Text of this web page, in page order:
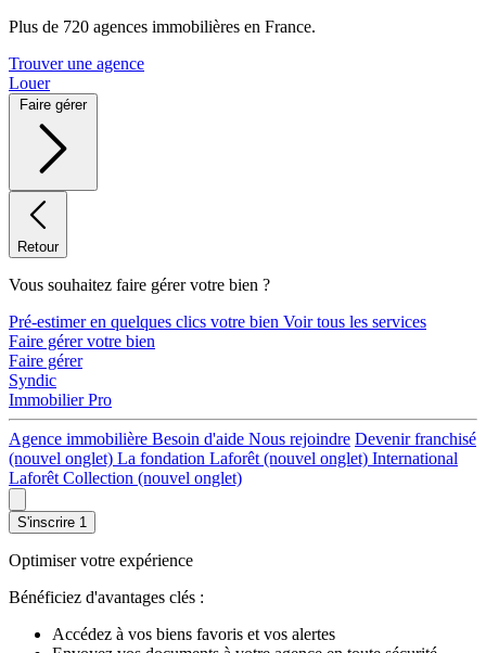
Plus de 720 agences immobilières en France.
Trouver une agence
Louer
Faire gérer
Retour
Vous souhaitez faire gérer votre bien ?
Pré-estimer en quelques clics votre bien Voir tous les services
Faire gérer votre bien
Faire gérer
Syndic
Immobilier Pro
Agence immobilière Besoin d'aide Nous rejoindre Devenir franchisé
(nouvel onglet) La fondation Laforêt (nouvel onglet) International
Laforêt Collection (nouvel onglet)
S'inscrire 1
Optimiser votre expérience
Bénéficiez d'avantages clés :
Accédez à vos biens favoris et vos alertes